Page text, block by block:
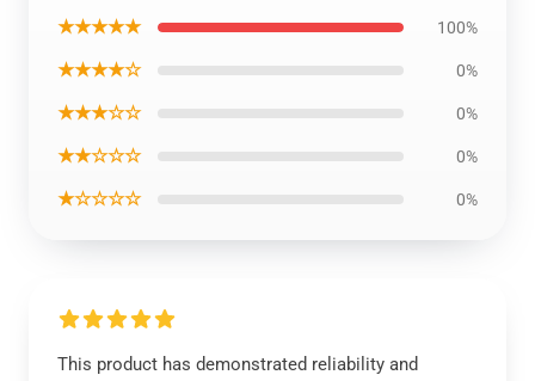
★★★★★ 100%
★★★★☆ 0%
★★★☆☆ 0%
★★☆☆☆ 0%
★☆☆☆☆ 0%
This product has demonstrated reliability and